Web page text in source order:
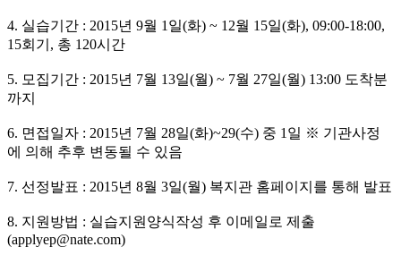
4. 실습기간 : 2015년 9월 1일(화) ~ 12월 15일(화), 09:00-18:00,
15회기, 총 120시간
5. 모집기간 : 2015년 7월 13일(월) ~ 7월 27일(월) 13:00 도착분
까지
6. 면접일자 : 2015년 7월 28일(화)~29(수) 중 1일 ※ 기관사정
에 의해 추후 변동될 수 있음
7. 선정발표 : 2015년 8월 3일(월) 복지관 홈페이지를 통해 발표
8. 지원방법 : 실습지원양식작성 후 이메일로 제출
(applyep@nate.com)